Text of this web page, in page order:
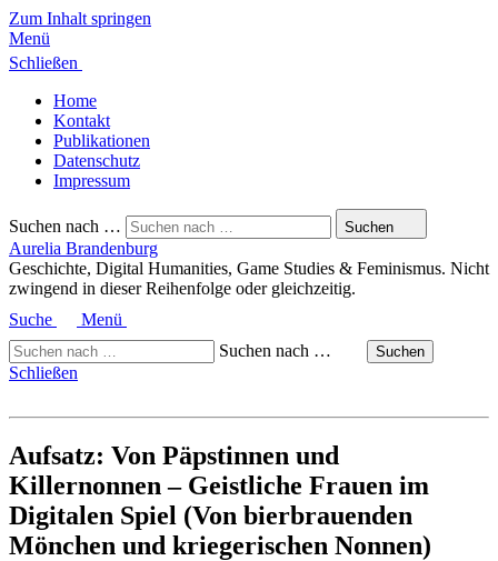
Zum Inhalt springen
Menü
Schließen
Home
Kontakt
Publikationen
Datenschutz
Impressum
Suchen nach … Suchen
Aurelia Brandenburg
Geschichte, Digital Humanities, Game Studies & Feminismus. Nicht
zwingend in dieser Reihenfolge oder gleichzeitig.
Suche
Menü
Suchen nach …
Suchen
Schließen
Aufsatz: Von Päpstinnen und
Killernonnen – Geistliche Frauen im
Digitalen Spiel (Von bierbrauenden
Mönchen und kriegerischen Nonnen)